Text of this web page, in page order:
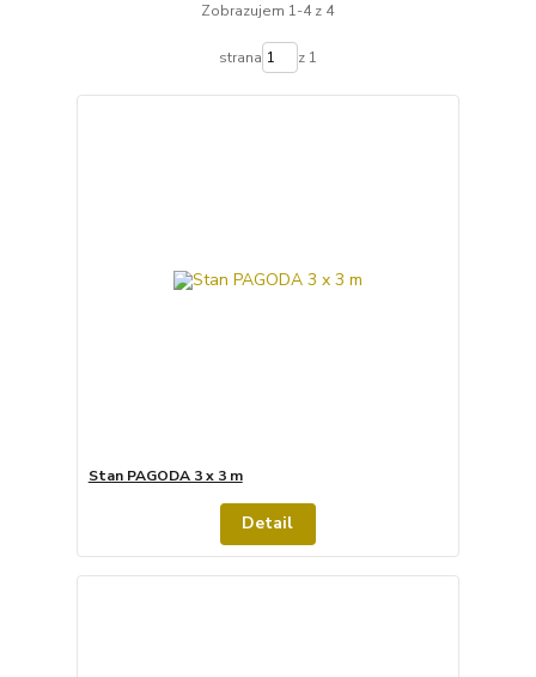
Zobrazujem 1-4 z 4
strana z 1
Stan PAGODA 3 x 3 m
Detail